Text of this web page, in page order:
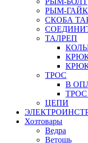
РЫМ-
СКОБА
ТАЛРЕП
ТРОС
В
ТРОС
ЦЕПИ
Хозтовары
Ведра
Ветошь